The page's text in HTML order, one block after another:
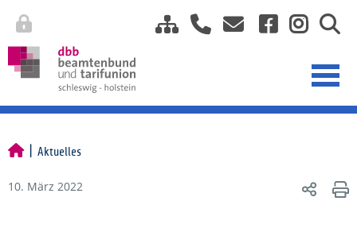
Aktuelles
10. März 2022